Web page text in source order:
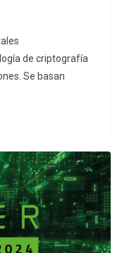
de criptografía
Se basan